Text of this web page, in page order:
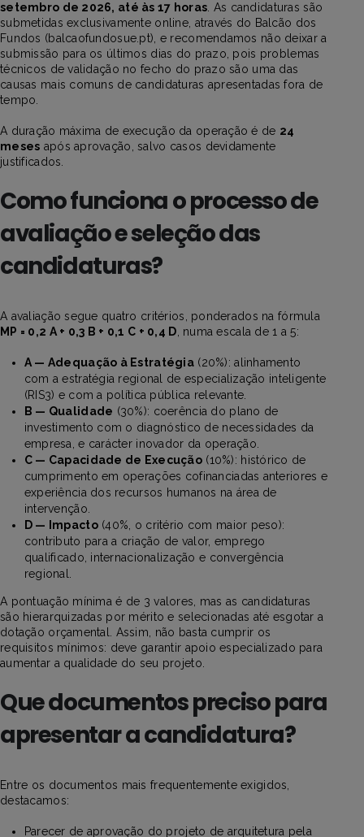
setembro de 2026, até às 17 horas. As candidaturas são
submetidas exclusivamente online, através do Balcão dos
Fundos (balcaofundosue.pt), e recomendamos não deixar a
submissão para os últimos dias do prazo, pois problemas
técnicos de validação no fecho do prazo são uma das
causas mais comuns de candidaturas apresentadas fora de
tempo.
A duração máxima de execução da operação é de 24
meses após aprovação, salvo casos devidamente
justificados.
Como funciona o processo de
avaliação e seleção das
candidaturas?
A avaliação segue quatro critérios, ponderados na fórmula
MP = 0,2 A + 0,3 B + 0,1 C + 0,4 D , numa escala de 1 a 5:
A — Adequação à Estratégia(20%): alinhamento
com a estratégia regional de especialização inteligente
(RIS3) e com a política pública relevante.
B — Qualidade (30%): coerência do plano de
investimento com o diagnóstico de necessidades da
empresa, e carácter inovador da operação.
C — Capacidade de Execução(10%): histórico de
cumprimento em operações cofinanciadas anteriores e
experiência dos recursos humanos na área de
intervenção.
D — Impacto(40%, o critério com maior peso):
contributo para a criação de valor, emprego
qualificado, internacionalização e convergência
regional.
A pontuação mínima é de 3 valores, mas as candidaturas
são hierarquizadas por mérito e selecionadas até esgotar a
dotação orçamental. Assim, não basta cumprir os
requisitos mínimos: deve garantir apoio especializado para
aumentar a qualidade do seu projeto.
Que documentos preciso para
apresentar a candidatura?
Entre os documentos mais frequentemente exigidos,
destacamos:
Parecer de aprovação do projeto de arquitetura pela